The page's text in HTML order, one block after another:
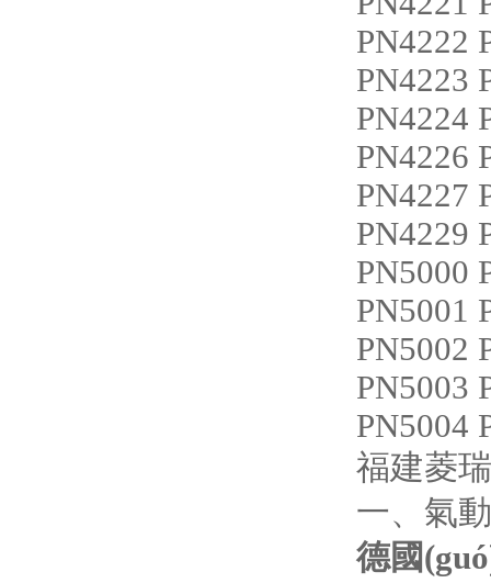
PN5000
PN5001
PN5002
福建菱
一、氣
德國